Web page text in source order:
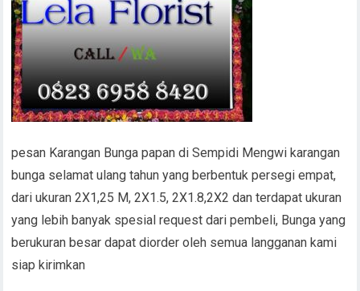
pesan Karangan Bunga papan di Sempidi Mengwi karangan
bunga selamat ulang tahun yang berbentuk persegi empat,
dari ukuran 2X1,25 M, 2X1.5, 2X1.8,2X2 dan terdapat ukuran
yang lebih banyak spesial request dari pembeli, Bunga yang
berukuran besar dapat diorder oleh semua langganan kami
siap kirimkan